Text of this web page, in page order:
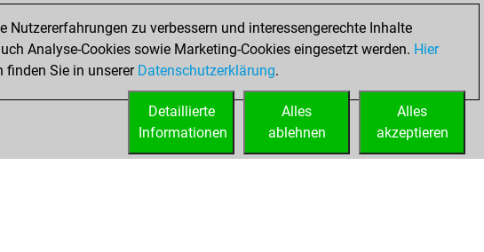
zu verbessern und interessengerechte Inhalte
Analyse-Cookies sowie Marketing-Cookies eingesetzt werden. Hier
finden Sie in unserer Datenschutzerklärung.
Alles
akzeptieren
Alles
ablehnen
Detaillierte
Informationen